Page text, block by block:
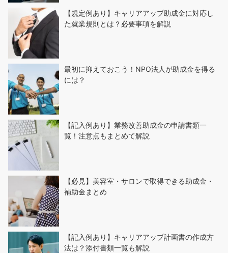
【規定例あり】キャリアアップ助成金に対応し
た就業規則とは？必要事項を解説
最初に抑えておこう！NPO法人が助成金を得る
には？
【記入例あり】業務改善助成金の申請書類一
覧！注意点もまとめて解説
【必見】美容室・サロンで取得できる助成金・
補助金まとめ
【記入例あり】キャリアアップ計画書の作成方
法は？添付書類一覧も解説